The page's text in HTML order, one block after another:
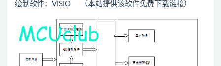
绘制软件：VISIO （本站提供该软件免费下载链接）